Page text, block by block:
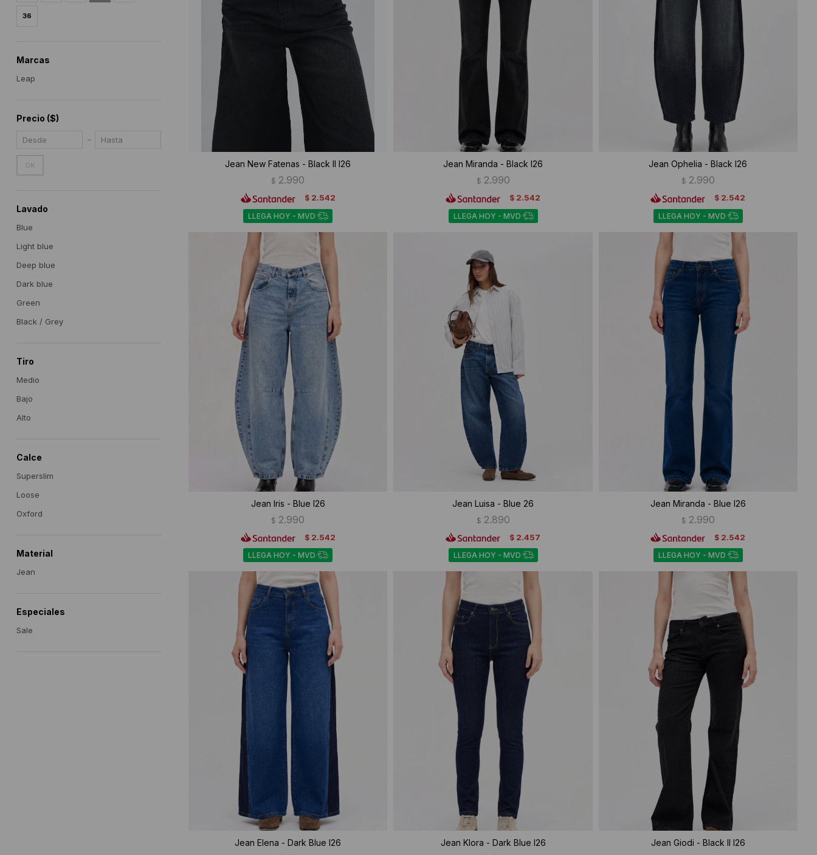
Jean New Fatenas - Black II I26
$ 2.990
$ 2.542
LLEGA HOY - MVD
Jean Miranda - Black I26
$ 2.990
$ 2.542
LLEGA HOY - MVD
Jean Ophelia - Black I26
$ 2.990
$ 2.542
LLEGA HOY - MVD
Jean Iris - Blue I26
$ 2.990
$ 2.542
LLEGA HOY - MVD
Jean Luisa - Blue 26
$ 2.890
$ 2.457
LLEGA HOY - MVD
Jean Miranda - Blue I26
$ 2.990
$ 2.542
LLEGA HOY - MVD
Jean Elena - Dark Blue I26 Jean Klora - Dark Blue I26 Jean Giodi - Black II I26
36
Marcas
Leap
Precio ($)
Lavado
Blue
Light blue
Deep blue
Dark blue
Green
Black / Grey
Tiro
Medio
Bajo
Alto
Calce
Superslim
Loose
Oxford
Material
Jean
Especiales
Sale